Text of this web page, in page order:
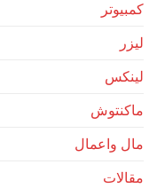
كمبيوتر
ليزر
لينكس
ماكنتوش
مال واعمال
مقالات